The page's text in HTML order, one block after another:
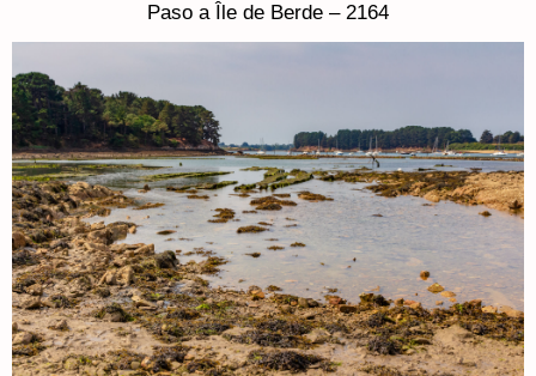
Paso a Île de Berde – 2164